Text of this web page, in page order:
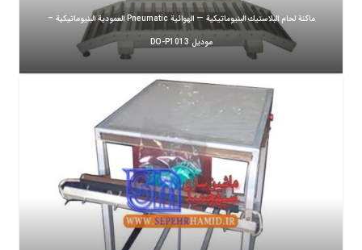
ماكنة لحام البلاستيك البنيوماتيكية — الهوائية Pneumatic العمودية البنيوماتيكية –
موديل DO-P1013